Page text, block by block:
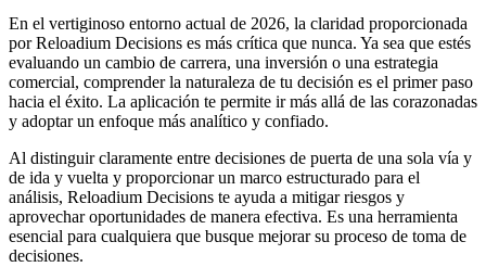
En el vertiginoso entorno actual de 2026, la claridad proporcionada
por Reloadium Decisions es más crítica que nunca. Ya sea que estés
evaluando un cambio de carrera, una inversión o una estrategia
comercial, comprender la naturaleza de tu decisión es el primer paso
hacia el éxito. La aplicación te permite ir más allá de las corazonadas
y adoptar un enfoque más analítico y confiado.
Al distinguir claramente entre decisiones de puerta de una sola vía y
de ida y vuelta y proporcionar un marco estructurado para el
análisis, Reloadium Decisions te ayuda a mitigar riesgos y
aprovechar oportunidades de manera efectiva. Es una herramienta
esencial para cualquiera que busque mejorar su proceso de toma de
decisiones.